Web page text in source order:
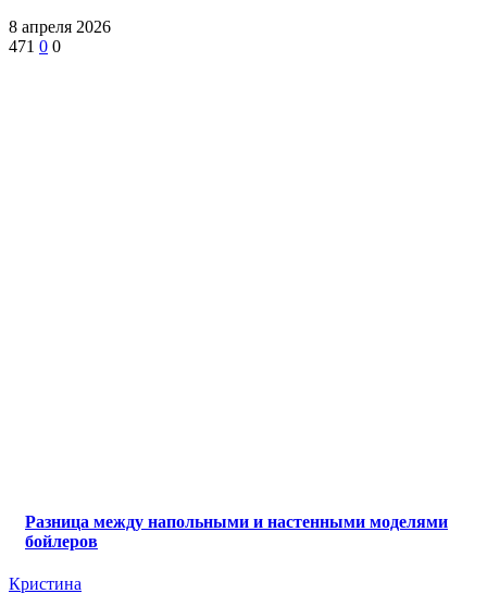
8 апреля 2026
471 0 0
Разница между напольными и настенными моделями
бойлеров
Кристина